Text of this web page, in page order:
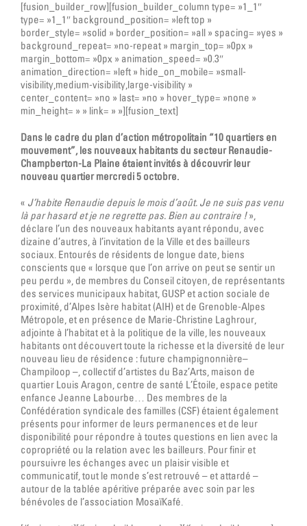
[fusion_builder_row][fusion_builder_column type= »1_1″
type= »1_1″ background_position= »left top »
border_style= »solid » border_position= »all » spacing= »yes »
background_repeat= »no-repeat » margin_top= »0px »
margin_bottom= »0px » animation_speed= »0.3″
animation_direction= »left » hide_on_mobile= »small-
visibility,medium-visibility,large-visibility »
center_content= »no » last= »no » hover_type= »none »
min_height= » » link= » »][fusion_text]
Dans le cadre du plan d’action métropolitain “10 quartiers en
mouvement”, les nouveaux habitants du secteur Renaudie-
Champberton-La Plaine étaient invités à découvrir leur
nouveau quartier mercredi 5 octobre.
« J’habite Renaudie depuis le mois d’août. Je ne suis pas venu
là par hasard et je ne regrette pas. Bien au contraire !»,
déclare l’un des nouveaux habitants ayant répondu, avec
dizaine d’autres, à l’invitation de la Ville et des bailleurs
sociaux. Entourés de résidents de longue date, biens
conscients que « lorsque que l’on arrive on peut se sentir un
peu perdu », de membres du Conseil citoyen, de représentants
des services municipaux habitat, GUSP et action sociale de
proximité, d’Alpes Isère habitat (AIH) et de Grenoble-Alpes
Métropole, et en présence de Marie-Christine Laghrour,
adjointe à l’habitat et à la politique de la ville, les nouveaux
habitants ont découvert toute la richesse et la diversité de leur
nouveau lieu de résidence : future champignonnière–
Champiloop –, collectif d’artistes du Baz’Arts, maison de
quartier Louis Aragon, centre de santé L’Étoile, espace petite
enfance Jeanne Labourbe… Des membres de la
Confédération syndicale des familles (CSF) étaient également
présents pour informer de leurs permanences et de leur
disponibilité pour répondre à toutes questions en lien avec la
copropriété ou la relation avec les bailleurs. Pour finir et
poursuivre les échanges avec un plaisir visible et
communicatif, tout le monde s’est retrouvé – et attardé –
autour de la tablée apéritive préparée avec soin par les
bénévoles de l’association MosaïKafé.